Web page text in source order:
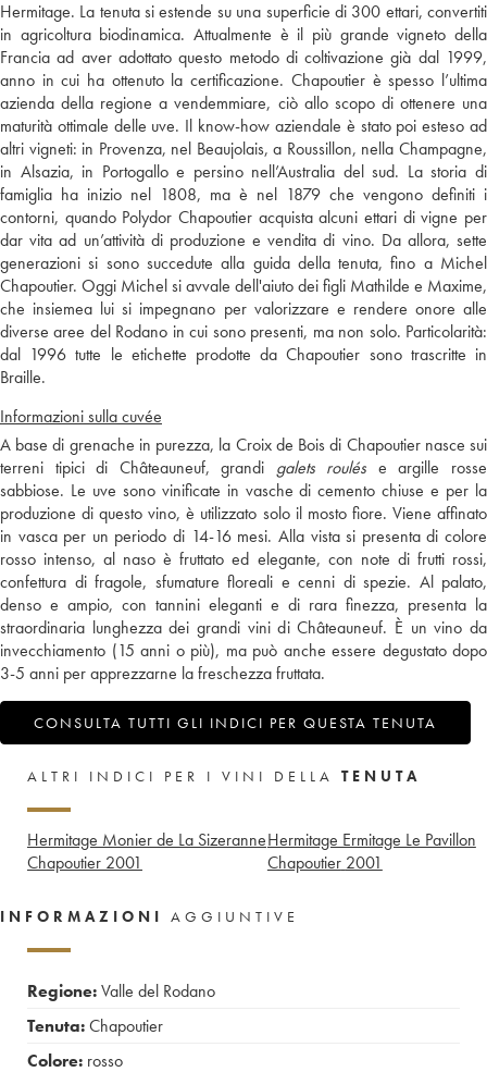
Hermitage. La tenuta si estende su una superficie di 300 ettari, convertiti
in agricoltura biodinamica. Attualmente è il più grande vigneto della
Francia ad aver adottato questo metodo di coltivazione già dal 1999,
anno in cui ha ottenuto la certificazione. Chapoutier è spesso l’ultima
azienda della regione a vendemmiare, ciò allo scopo di ottenere una
maturità ottimale delle uve. Il know-how aziendale è stato poi esteso ad
altri vigneti: in Provenza, nel Beaujolais, a Roussillon, nella Champagne,
in Alsazia, in Portogallo e persino nell’Australia del sud. La storia di
famiglia ha inizio nel 1808, ma è nel 1879 che vengono definiti i
contorni, quando Polydor Chapoutier acquista alcuni ettari di vigne per
dar vita ad un’attività di produzione e vendita di vino. Da allora, sette
generazioni si sono succedute alla guida della tenuta, fino a Michel
Chapoutier. Oggi Michel si avvale dell'aiuto dei figli Mathilde e Maxime,
che insiemea lui si impegnano per valorizzare e rendere onore alle
diverse aree del Rodano in cui sono presenti, ma non solo. Particolarità:
dal 1996 tutte le etichette prodotte da Chapoutier sono trascritte in
Braille.
Informazioni sulla cuvée
A base di grenache in purezza, la Croix de Bois di Chapoutier nasce sui
terreni tipici di Châteauneuf, grandi galets roulés e argille rosse
sabbiose. Le uve sono vinificate in vasche di cemento chiuse e per la
produzione di questo vino, è utilizzato solo il mosto fiore. Viene affinato
in vasca per un periodo di 14-16 mesi. Alla vista si presenta di colore
rosso intenso, al naso è fruttato ed elegante, con note di frutti rossi,
confettura di fragole, sfumature floreali e cenni di spezie. Al palato,
denso e ampio, con tannini eleganti e di rara finezza, presenta la
straordinaria lunghezza dei grandi vini di Châteauneuf. È un vino da
invecchiamento (15 anni o più), ma può anche essere degustato dopo
3-5 anni per apprezzarne la freschezza fruttata.
CONSULTA TUTTI GLI INDICI PER QUESTA TENUTA
ALTRI INDICI PER I VINI DELLA TENUTA
Hermitage Monier de La Sizeranne
Chapoutier 2001
Hermitage Ermitage Le Pavillon
Chapoutier 2001
INFORMAZIONI AGGIUNTIVE
Regione:Valle del Rodano
Tenuta:Chapoutier
Colore: rosso